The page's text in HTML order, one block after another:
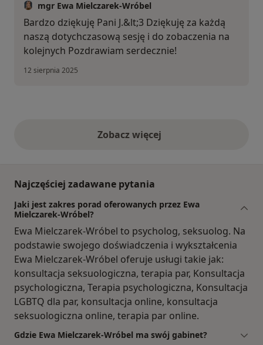
mgr Ewa Mielczarek-Wróbel
Bardzo dziękuję Pani J.&lt;3 Dziękuję za każdą
naszą dotychczasową sesję i do zobaczenia na
kolejnych Pozdrawiam serdecznie!
12 sierpnia 2025
Zobacz więcejopinie powyżej
Najczęściej zadawane pytania
Jaki jest zakres porad oferowanych przez Ewa
Mielczarek-Wróbel?
Ewa Mielczarek-Wróbel to psycholog, seksuolog. Na
podstawie swojego doświadczenia i wykształcenia
Ewa Mielczarek-Wróbel oferuje usługi takie jak:
konsultacja seksuologiczna, terapia par, Konsultacja
psychologiczna, Terapia psychologiczna, Konsultacja
LGBTQ dla par, konsultacja online, konsultacja
seksuologiczna online, terapia par online.
Gdzie Ewa Mielczarek-Wróbel ma swój gabinet?